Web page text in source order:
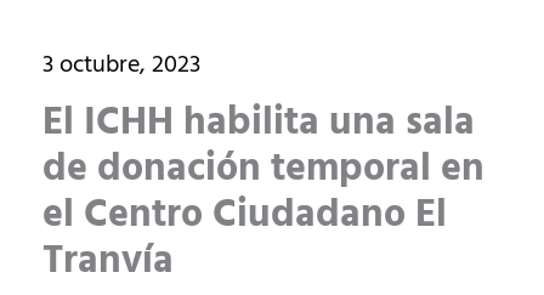
3 octubre, 2023
El ICHH habilita una sala
de donación temporal en
el Centro Ciudadano El
Tranvía